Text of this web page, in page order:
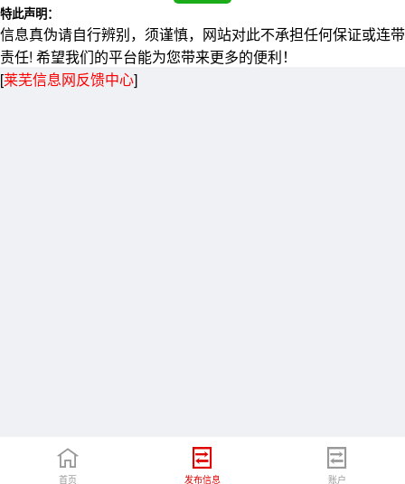
特此声明：
信息真伪请自行辨别，须谨慎，网站对此不承担任何保证或连带
责任! 希望我们的平台能为您带来更多的便利！
[莱芜信息网反馈中心]
首页 发布信息 账户